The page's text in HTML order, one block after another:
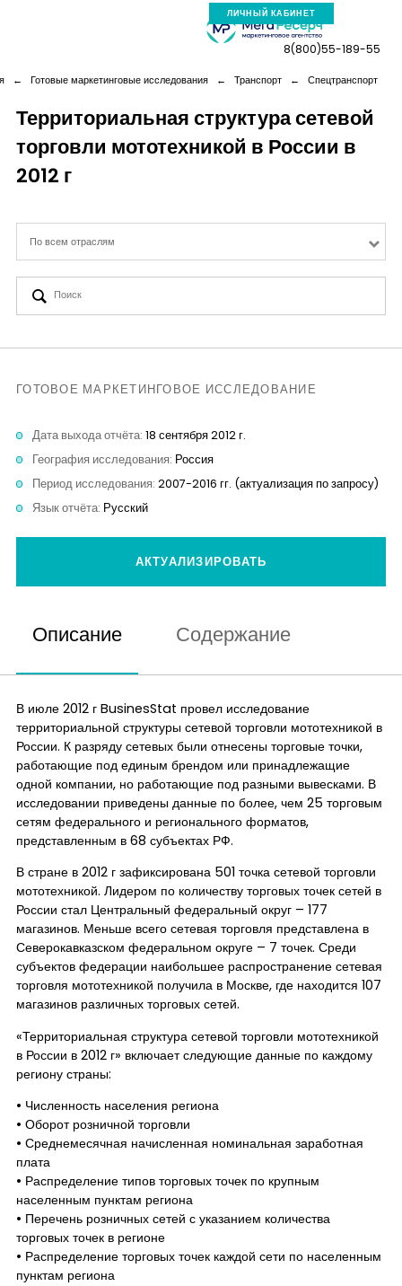
ЛИЧНЫЙ КАБИНЕТ
Компания
Новая реальность
Кейсы
8(800)55-189-55
← Готовые маркетинговые исследования ← Транспорт ← Спецтранспорт
Территориальная структура сетевой
торговли мототехникой в России в
2012 г
По всем отраслям
ГОТОВОЕ МАРКЕТИНГОВОЕ ИССЛЕДОВАНИЕ
Дата выхода отчёта: 18 сентября 2012 г.
География исследования: Россия
Период исследования: 2007-2016 гг. (актуализация по запросу)
Язык отчёта: Русский
АКТУАЛИЗИРОВАТЬ
Описание Содержание
В июле 2012 г BusinesStat провел исследование
территориальной структуры сетевой торговли мототехникой в
России. К разряду сетевых были отнесены торговые точки,
работающие под единым брендом или принадлежащие
одной компании, но работающие под разными вывесками. В
исследовании приведены данные по более, чем 25 торговым
сетям федерального и регионального форматов,
представленным в 68 субъектах РФ.
В стране в 2012 г зафиксирована 501 точка сетевой торговли
мототехникой. Лидером по количеству торговых точек сетей в
России стал Центральный федеральный округ – 177
магазинов. Меньше всего сетевая торговля представлена в
Северокавказском федеральном округе – 7 точек. Среди
субъектов федерации наибольшее распространение сетевая
торговля мототехникой получила в Москве, где находится 107
магазинов различных торговых сетей.
«Территориальная структура сетевой торговли мототехникой
в России в 2012 г» включает следующие данные по каждому
региону страны:
• Численность населения региона
• Оборот розничной торговли
• Среднемесячная начисленная номинальная заработная
плата
• Распределение типов торговых точек по крупным
населенным пунктам региона
• Перечень розничных сетей с указанием количества
торговых точек в регионе
• Распределение торговых точек каждой сети по населенным
пунктам региона